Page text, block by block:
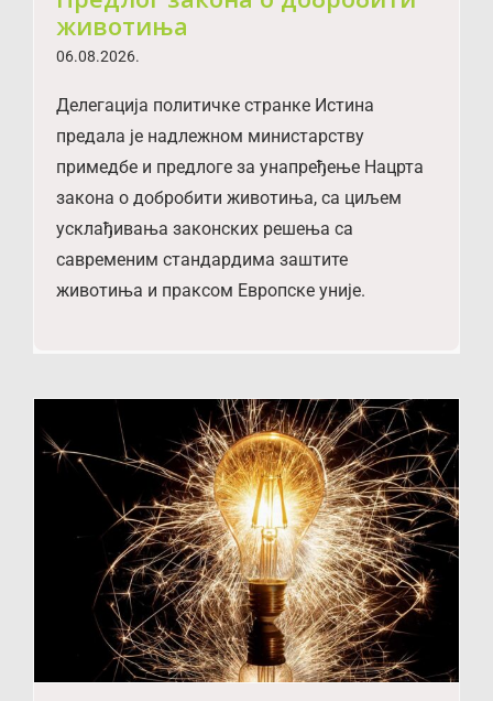
животиња
06.08.2026.
Делегација политичке странке Истина
предала је надлежном министарству
примедбе и предлоге за унапређење Нацрта
закона о добробити животиња, са циљем
усклађивања законских решења са
савременим стандардима заштите
животиња и праксом Европске уније.